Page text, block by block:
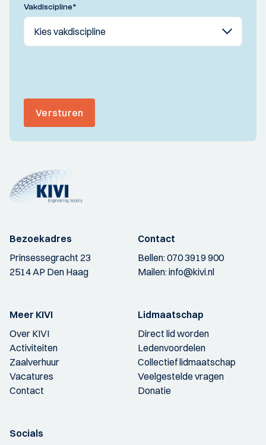
Vakdiscipline*
Versturen
Bezoekadres
Prinsessegracht 23
2514 AP Den Haag
Contact
Bellen:070 3919 900
Mailen:info@kivi.nl
Meer KIVI
Over KIVI
Activiteiten
Zaalverhuur
Vacatures
Contact
Lidmaatschap
Direct lid worden
Ledenvoordelen
Collectief lidmaatschap
Veelgestelde vragen
Donatie
Socials